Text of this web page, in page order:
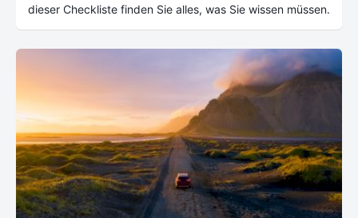
dieser Checkliste finden Sie alles, was Sie wissen müssen.